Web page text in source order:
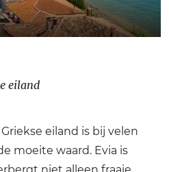
eiland
eiland is bij velen
moeite waard. Evia is